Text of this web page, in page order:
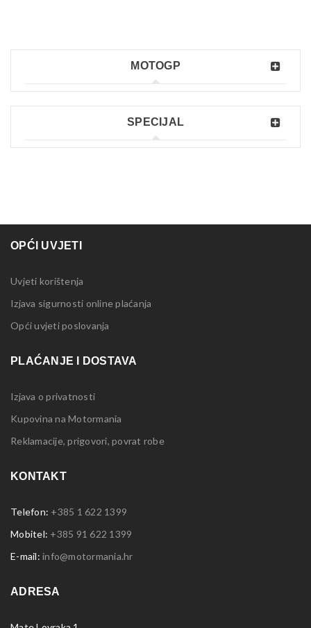
MOTOGP
SPECIJAL
OPĆI UVJETI
Uvjeti korištenja
Izjava sigurnosti online plaćanja
Opći uvjeti poslovanja
PLAĆANJE I DOSTAVA
Izjava o privatnosti
Kupovina na Motormania
Reklamacije, prigovori, povrat robe
KONTAKT
Telefon: +385 1 622 1399
Mobitel: +385 91 622 1399
E-mail: info@motormania.hr
ADRESA